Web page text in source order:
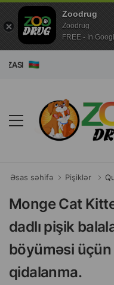
Əsas səhifə Pişiklər
Monge Cat
dadlı pişik
böyüməsi
qidalanma.
Zoodrug
Zoodrug
FREE - In